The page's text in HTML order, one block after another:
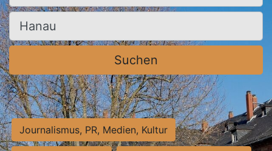
Ort, Stadt
Suchen
Journalismus, PR, Medien, Kultur